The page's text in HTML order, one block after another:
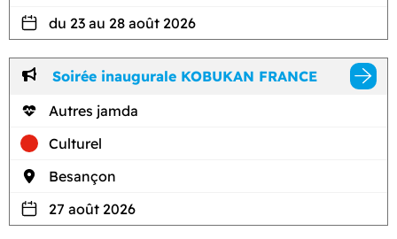
du 23 au 28 août 2026
Soirée inaugurale KOBUKAN FRANCE
Autres jamda
Culturel
Besançon
27 août 2026